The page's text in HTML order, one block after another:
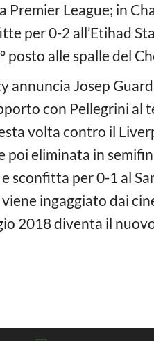
Premier League; in
per 0-2 all’Etihad
posto alle spalle del
annuncia Josep
con Pellegrini al
volta contro il
eliminata in
sconfitta per 0-1 al
ingaggiato dai
2018 diventa il